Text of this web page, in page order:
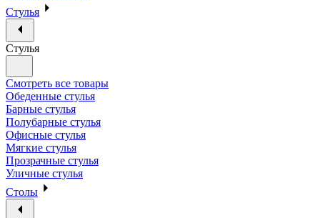
Стулья
Стулья
Смотреть все товары
Обеденные стулья
Барные стулья
Полубарные стулья
Офисные стулья
Мягкие стулья
Прозрачные стулья
Уличные стулья
Столы